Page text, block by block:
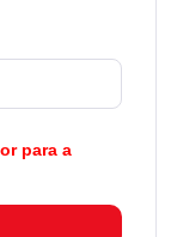
para a